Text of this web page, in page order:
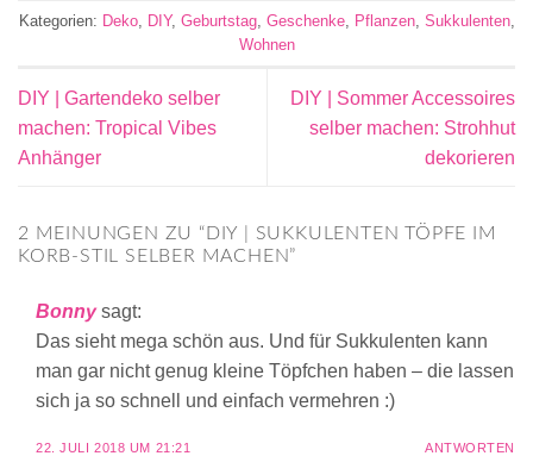
Kategorien: Deko, DIY, Geburtstag, Geschenke, Pflanzen, Sukkulenten,
Wohnen
DIY | Gartendeko selber
machen: Tropical Vibes
Anhänger
DIY | Sommer Accessoires
selber machen: Strohhut
dekorieren
2 MEINUNGEN ZU “ DIY | SUKKULENTEN TÖPFE IM
KORB-STIL SELBER MACHEN”
Bonny sagt:
Das sieht mega schön aus. Und für Sukkulenten kann
man gar nicht genug kleine Töpfchen haben – die lassen
sich ja so schnell und einfach vermehren :)
22. JULI 2018 UM 21:21 ANTWORTEN